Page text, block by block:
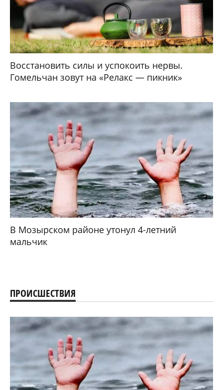
Восстановить силы и успокоить нервы.
Гомельчан зовут на «Релакс — пикник»
В Мозырском районе утонул 4-летний
мальчик
ПРОИСШЕСТВИЯ